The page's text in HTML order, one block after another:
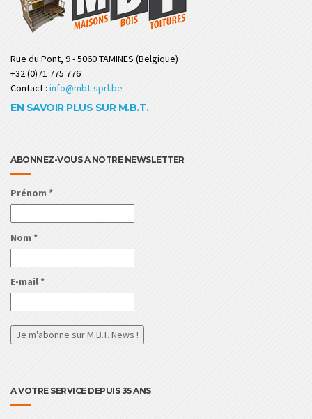
Rue du Pont, 9 - 5060 TAMINES (Belgique)
+32 (0)71 775 776
Contact : info@mbt-sprl.be
EN SAVOIR PLUS SUR M.B.T.
ABONNEZ-VOUS A NOTRE NEWSLETTER
Prénom *
Nom *
E-mail*
A VOTRE SERVICE DEPUIS 35 ANS